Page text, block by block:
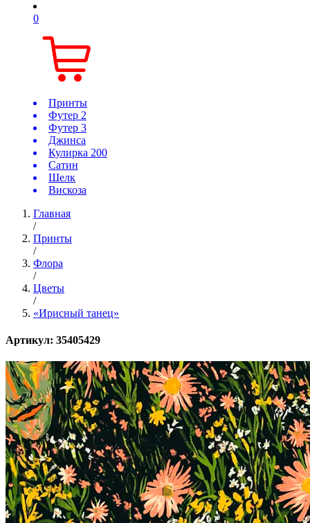
0
Принты
Футер 2
Футер 3
Джинса
Кулирка 200
Сатин
Шелк
Вискоза
Главная
/
Принты
/
Флора
/
Цветы
/
«Ирисный танец»
Артикул: 35405429